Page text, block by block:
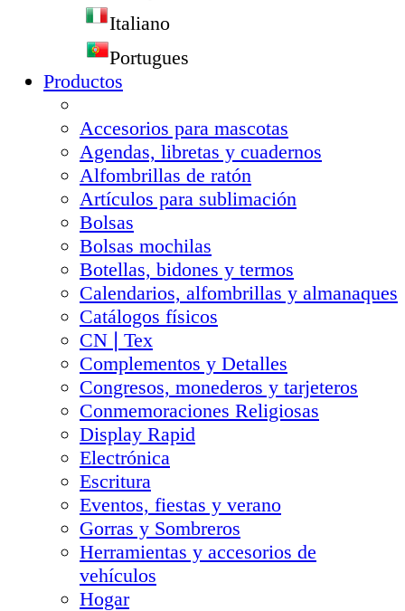
Italiano
Portugues
Productos
Accesorios para mascotas
Agendas, libretas y cuadernos
Alfombrillas de ratón
Artículos para sublimación
Bolsas
Bolsas mochilas
Botellas, bidones y termos
Calendarios, alfombrillas y almanaques
Catálogos físicos
CN❘Tex
Complementos y Detalles
Congresos, monederos y tarjeteros
Conmemoraciones Religiosas
Display Rapid
Electrónica
Escritura
Eventos, fiestas y verano
Gorras y Sombreros
Herramientas y accesorios de
vehículos
Hogar